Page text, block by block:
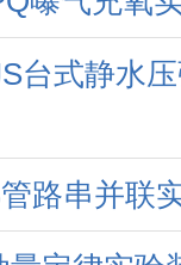
台式静水
路串并联